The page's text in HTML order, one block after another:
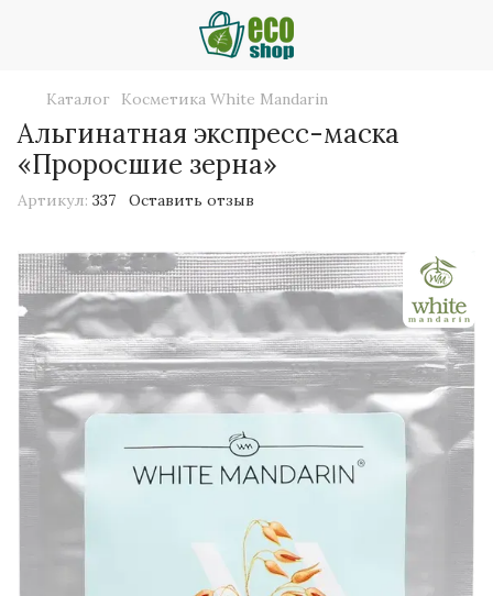
Каталог Косметика White Mandarin
Альгинатная экспресс-маска
«Проросшие зерна»
Артикул: 337 Оставить отзыв